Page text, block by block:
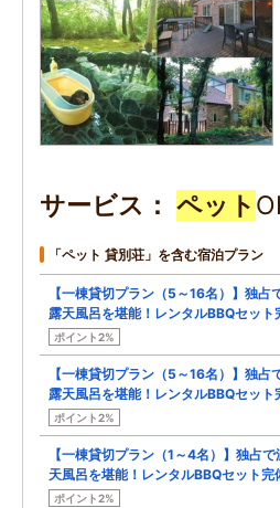
サービス ペット
「ペット 貸別荘」を含む宿泊プラン
【一棟貸切プラン（5～16名）】独占
露天風呂を堪能！レンタルBBQセット
ポイント2%
【一棟貸切プラン（5～16名）】独占
露天風呂を堪能！レンタルBBQセット
ポイント2%
【一棟貸切プラン（1～4名）】独占で
天風呂を堪能！レンタルBBQセット完
ポイント2%